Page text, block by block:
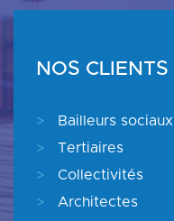
NOS CLIENTS
>
Bailleurs sociaux
>
Tertiaires
>
Collectivités
>
Architectes